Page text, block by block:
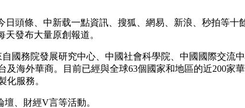
頭條、中新载一點資訊、搜狐、網易、新浪、秒拍等十
發布大量原創報道。
務院發展研究中心、中國社會科學院、中國國際交流
海外華商。目前已經與全球63個國家和地區的近200家
化服務。
、財經V言等活動。